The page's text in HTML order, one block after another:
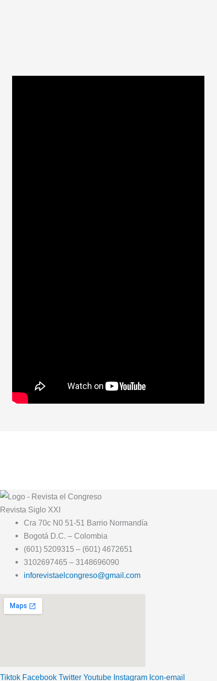
Revista Siglo XXI
Cra 70c N0 51-51 Barrio Normandía
Bogotá D.C. – Colombia
(601) 5209315 – (601) 4672651
3102697465 – 3148696090
inforevistaelcongreso@gmail.com
Tiktok Facebook Twitter Youtube Instagram Icon-email